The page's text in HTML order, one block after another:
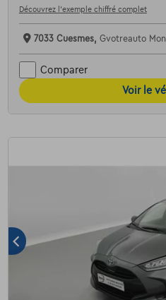
Découvrez l’exemple chiffré complet
7033 Cuesmes, Gvotreauto
Comparer
Voir le